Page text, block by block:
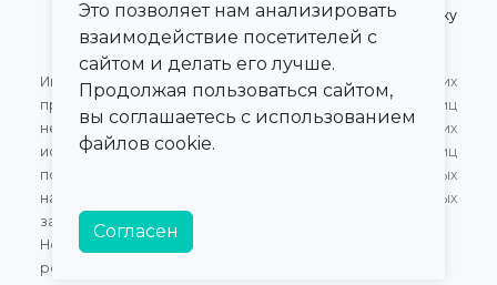
© 2021 — 2026,ПроКлинику
Информация,
представленная на сайте,
не может быть
использована для
постановки диагноза,
назначения лечения и не
заменяет прием врача.
Номер в Едином Реестре
российского ПО:
Оферта для Юридических
лиц
Оферта для Физических
лиц
Обработка персональных
данных
Это позволяет нам анализировать
взаимодействие посетителей с
сайтом и делать его лучше.
Продолжая пользоваться сайтом,
вы соглашаетесь с использованием
файлов cookie.
Согласен